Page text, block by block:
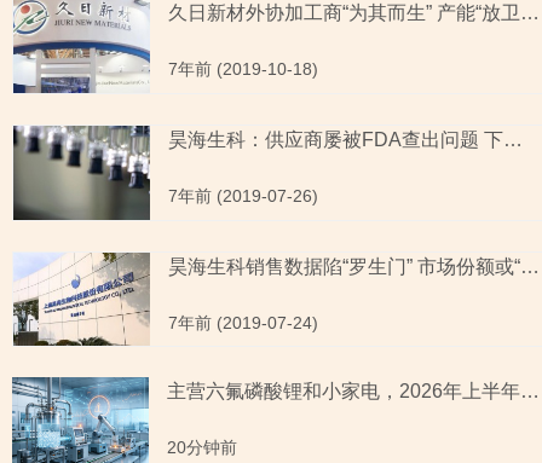
久日新材外协加工商“为其而生” 产能“放卫星”或难消化
7年前 (2019-10-18)
昊海生科：供应商屡被FDA查出问题 下游产品质量存隐忧
7年前 (2019-07-26)
昊海生科销售数据陷“罗生门” 市场份额或“吹泡泡”
7年前 (2019-07-24)
主营六氟磷酸锂和小家电，2026年上半年预测盈利超2亿元，虚增收入被ST背后子公司未完成业绩承诺
20分钟前